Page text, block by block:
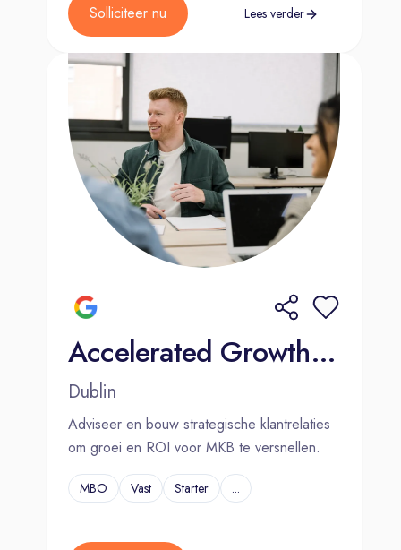
Solliciteer nu Lees verder
Accelerated Growth Consultant - Account Management (Dutch)
Dublin
Adviseer en bouw strategische klantrelaties
om groei en ROI voor MKB te versnellen.
MBO Vast Starter ...